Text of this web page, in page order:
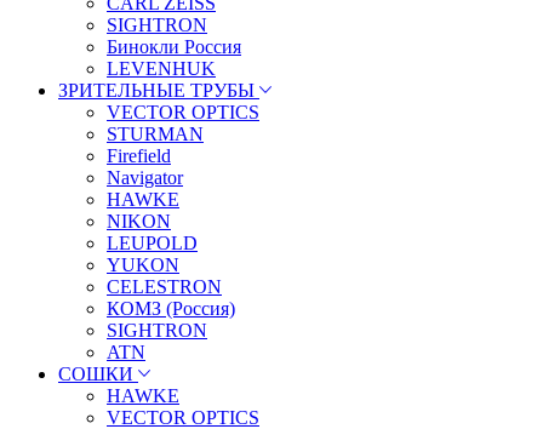
SIGHTRON
Бинокли Россия
LEVENHUK
ЗРИТЕЛЬНЫЕ ТРУБЫ
VECTOR OPTICS
STURMAN
Firefield
Navigator
HAWKE
NIKON
LEUPOLD
YUKON
CELESTRON
КОМЗ (Россия)
SIGHTRON
ATN
СОШКИ
HAWKE
VECTOR OPTICS